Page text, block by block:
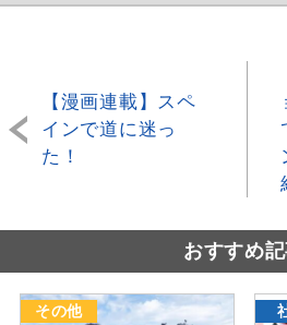
【漫画連載】スペ
インで道に迷っ
た！
おすすめ
その他